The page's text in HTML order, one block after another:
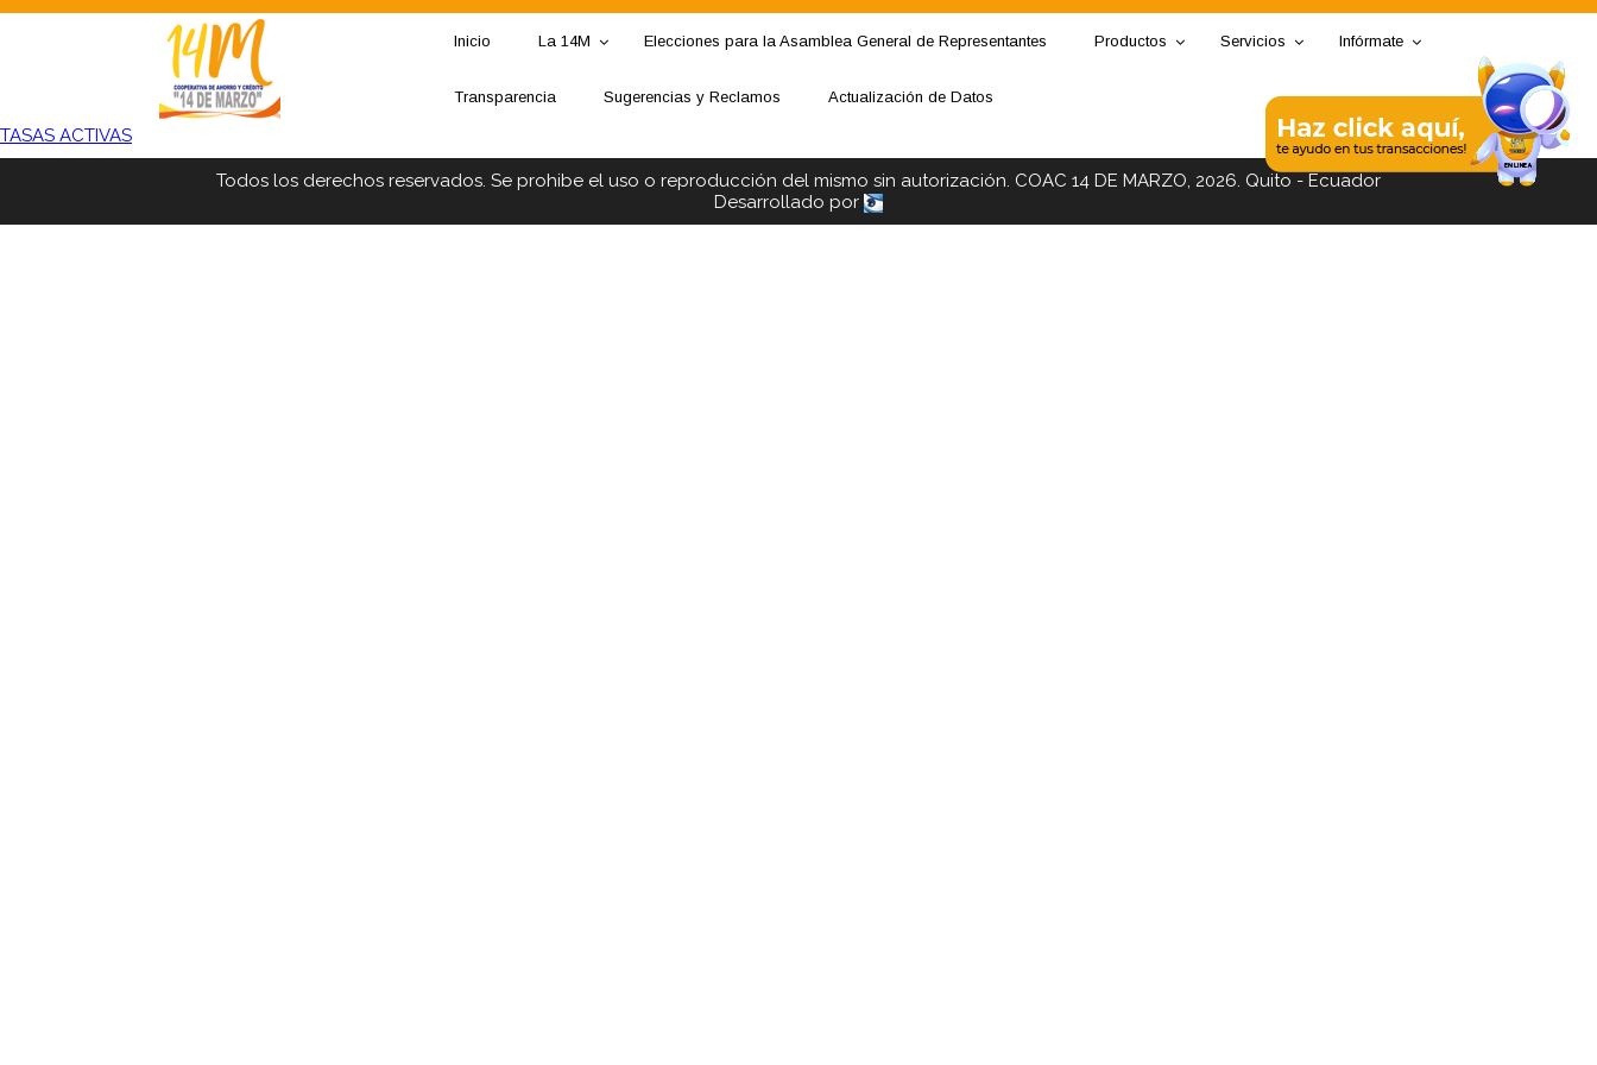
Inicio La 14M Elecciones para la Asamblea General de Representantes Productos Servicios Infórmate
Transparencia Sugerencias y Reclamos Actualización de Datos
TASAS ACTIVAS
Todos los derechos reservados. Se prohibe el uso o reproducción del mismo sin autorización. COAC 14 DE MARZO, 2026. Quito - Ecuador
Desarrollado por